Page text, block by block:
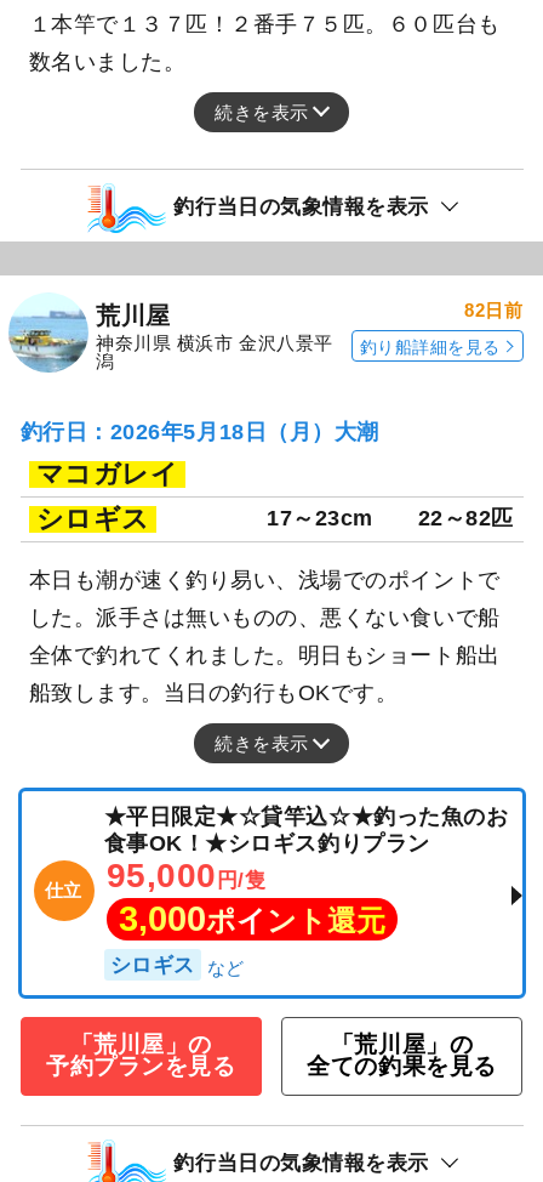
１本竿で１３７匹！２番手７５匹。６０匹台も
数名いました。
続きを表示
釣行当日の気象情報を表示
荒川屋
神奈川県 横浜市 金沢八景平
潟
82日前
釣り船詳細を見る
釣行日：2026年5月18日（月）大潮
マコガレイ
シロギス
17～23cm 22～82匹
本日も潮が速く釣り易い、浅場でのポイントで
した。派手さは無いものの、悪くない食いで船
全体で釣れてくれました。明日もショート船出
船致します。当日の釣行もOKです。
続きを表示
仕立
★平日限定★☆貸竿込☆★釣った魚のお
食事OK！★シロギス釣りプラン
95,000 円/隻
3,000ポイント還元
シロギス
「荒川屋」の
予約プランを見る
「荒川屋」の
全ての釣果を見る
釣行当日の気象情報を表示